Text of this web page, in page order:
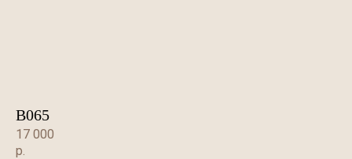
В065
17 000
р.